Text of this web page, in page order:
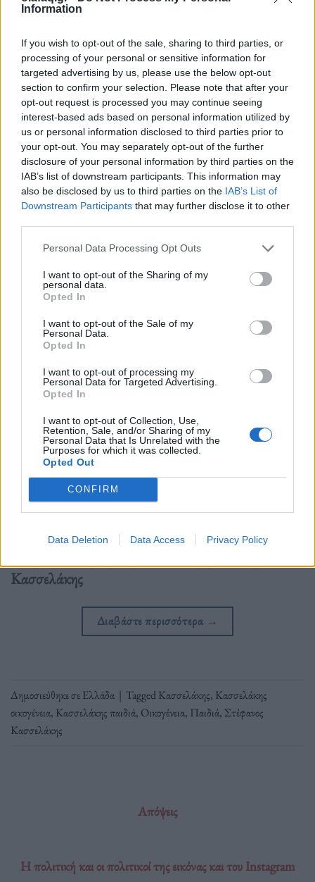
Information
If you wish to opt-out of the sale, sharing to third parties, or
processing of your personal or sensitive information for
targeted advertising by us, please use the below opt-out
section to confirm your selection. Please note that after your
opt-out request is processed you may continue seeing
interest-based ads based on personal information utilized by
us or personal information disclosed to third parties prior to
your opt-out. You may separately opt-out of the further
disclosure of your personal information by third parties on the
IAB’s list of downstream participants. This information may
also be disclosed by us to third parties on the IAB’s List of
Downstream Participants that may further disclose it to other
Personal Data Processing Opt Outs
I want to opt-out of the Sharing of my
personal data.
Opted In
I want to opt-out of the Sale of my
Personal Data.
Opted In
I want to opt-out of processing my
Personal Data for Targeted Advertising.
Opted In
I want to opt-out of Collection, Use,
Retention, Sale, and/or Sharing of my
Personal Data that Is Unrelated with the
Purposes for which it was collected.
Opted Out
CONFIRM
Data Deletion Data Access Privacy Policy
τους δύο γονείς του θαύματα και όχι
τραύματα.» ανέφερε ο Στέφανος
Κασσελάκης
07.10.2023
Φωτ. : Νάσος Σιμόπουλος/ Eurokinissi
«Tο παιδί δεν είναι συνέχειά μας. Ούτε εργαλείο
μας. Είναι ψυχή. Που θέλει από τους δύο γονείς του
Κασσελάκης
Διαβάστε περισσότερα →
Δημοσιεύθηκε σεΕλλάδα | TaggedΚασσελάκης, Κασσελάκης
οικογένεια, Κασσελάκης παιδιά, Οικογένεια, Παιδιά, Στέφανος
Κασσελάκης
Απόψεις
Η πολιτική και οι πολιτικοί της εικόνας και του Instagram